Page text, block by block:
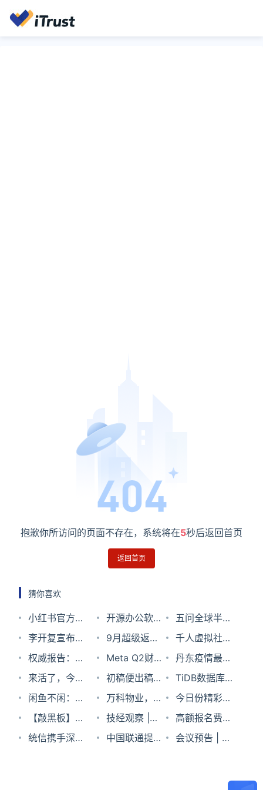
抱歉你所访问的页面不存在，系统将在4秒后返回首页
返回首页
猜你喜欢
小红书官方辟
谣：陈震账号
依旧处于禁言
状态
开源办公软件
LibreOffice指
责微软故意使
用不必要的复
杂文件格式降
低兼容性
五问全球半导
体产能
李开复宣布筹
办新公司，筹
组Project AI
2.0
9月超级返现
来袭，购数码
家电最高可返
500元现金
千人虚拟社交
体验，多人元
宇宙场景真的
可行么？
权威报告：中
国移动5G网
速最高 下行均
值速率达
355.31Mbps
Meta Q2财
报：营收首次
下滑，
Metaverse将
与苹果竞争
丹东疫情最新
情况2022年7
月9日
来活了，今天
擦键盘。和猫
咪有什么关
系？
初稿便出稿，
讯飞智能录音
笔H1 Pro评测
TiDB数据库是
什么？
闲鱼不闲：商
家横行其道，
个人卖货困难
万科物业，
“反季”上市
今日份精彩，
你收不收？！
【敲黑板】手
把手带你写一
技经观察 |
1840-2021的
高额报名费、
高价锁位……
统信携手深信
中国联通提出
会议预告 | 5G